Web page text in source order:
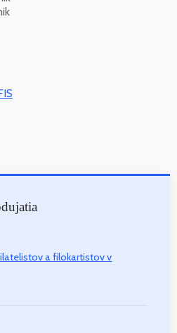
a filokartistov v